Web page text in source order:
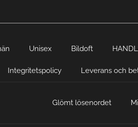
Unisex Bildoft
Integritetspolicy Leverans och
Glömt lösenordet